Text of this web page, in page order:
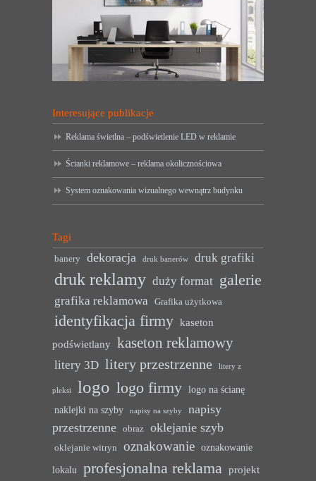
Interesujące publikacje
Reklama świetlna – podświetlenie LED w reklamie
Ścianki reklamowe – reklama okolicznościowa
System oznakowania wizualnego wewnątrz budynku
Tagi
banery dekoracja druk banerów druk grafiki
druk reklamy duży format galerie
grafika reklamowa Grafika użytkowa
identyfikacja firmy kaseton
podświetlany kaseton reklamowy
litery 3D litery przestrzenne litery z
pleksi logo logo firmy logo na ścianę
naklejki na szyby
napisy na szyby
napisy
przestrzenne
obraz oklejanie szyb
oklejanie witryn oznakowanie oznakowanie
lokalu profesjonalna reklama projekt